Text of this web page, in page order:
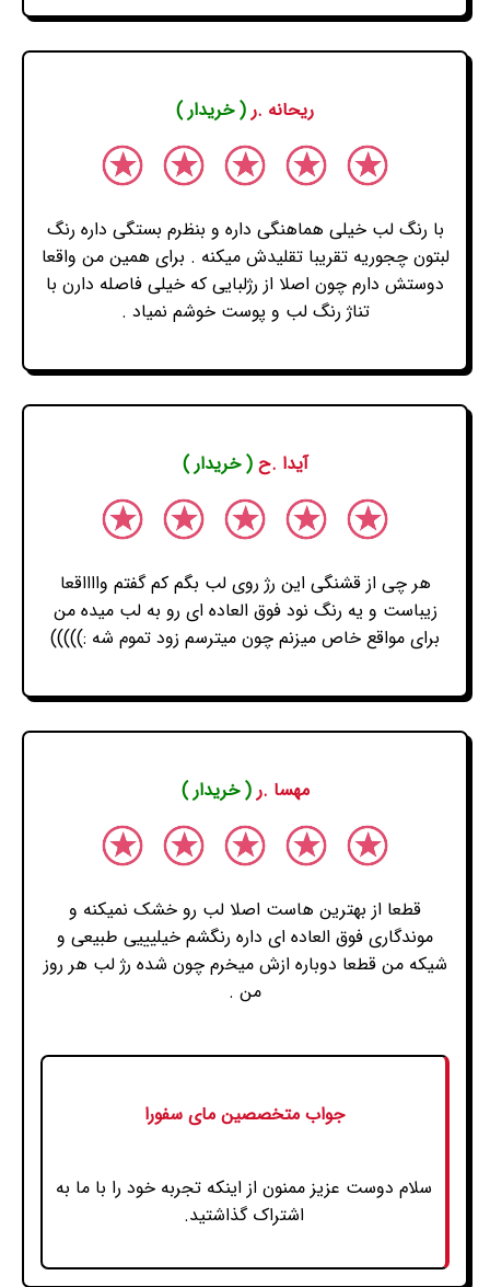
ریحانه .ر( خریدار )
با رنگ لب خیلی هماهنگی داره و بنظرم بستگی داره رنگ
لبتون چجوریه تقریبا تقلیدش میکنه . برای همین من واقعا
دوستش دارم چون اصلا از رژلبایی که خیلی فاصله دارن با
تناژ رنگ لب و پوست خوشم نمیاد .
آیدا .ح( خریدار )
هر چی از قشنگی این رژ روی لب بگم کم گفتم وااااقعا
زیباست و یه رنگ نود فوق العاده ای رو به لب میده من
برای مواقع خاص میزنم چون میترسم زود تموم شه :)))))
مهسا .ر( خریدار )
قطعا از بهترین هاست اصلا لب رو خشک نمیکنه و
موندگاری فوق العاده ای داره رنگشم خیلیییی طبیعی و
شیکه من قطعا دوباره ازش میخرم چون شده رژ لب هر روز
من .
جواب متخصصین مای سفورا
سلام دوست عزیز ممنون از اینکه تجربه خود را با ما به
اشتراک گذاشتید.